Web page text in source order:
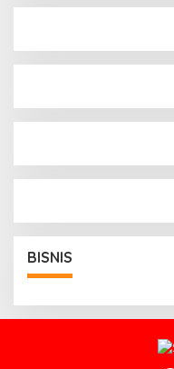
BISNIS